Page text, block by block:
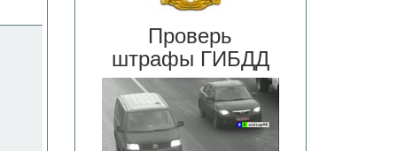
Проверь
штрафы ГИБДД